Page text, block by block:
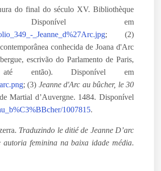
do final do século XV. Bibliothèque
em
_Jeanne_d%27Arc.jpg; (2)
conhecida de Joana d'Arc
escrivão do Parlamento de Paris,
então). Disponível em
; (3) Jeanne d'Arc au bûcher, le 30
Martial d’Auvergne. 1484. Disponível
1007815.
Traduzindo le ditié de Jeanne D’arc
feminina na baixa idade média.